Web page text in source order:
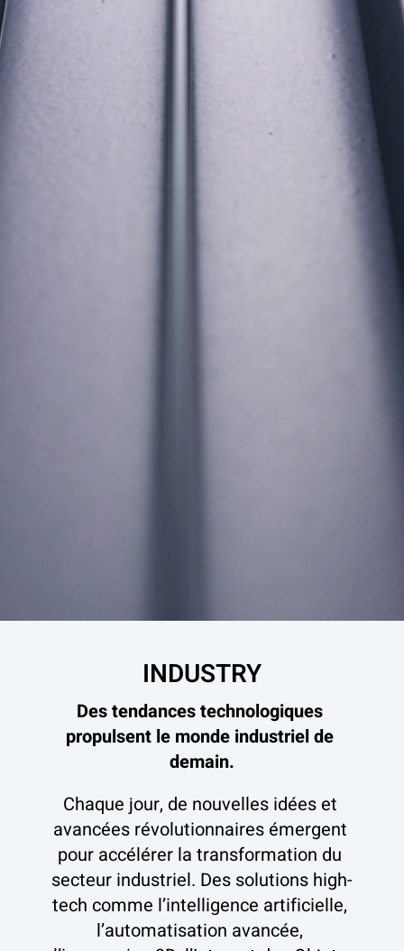
INDUSTRY
Des tendances technologiques
propulsent le monde industriel de
demain.
Chaque jour, de nouvelles idées et
avancées révolutionnaires émergent
pour accélérer la transformation du
secteur industriel. Des solutions high-
tech comme l’intelligence artificielle,
l’automatisation avancée,